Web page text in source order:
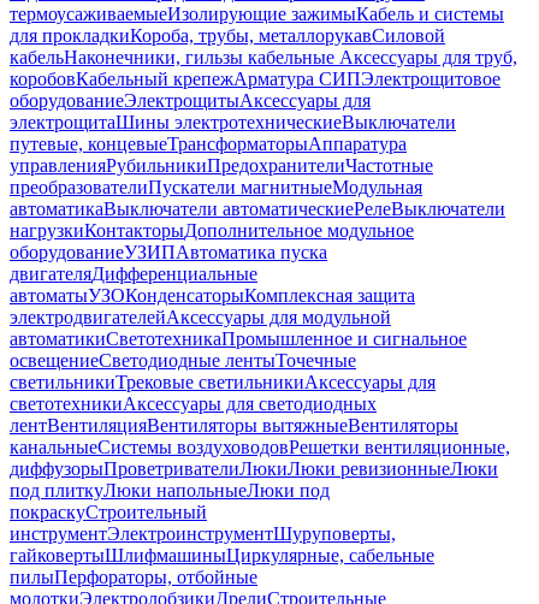
термоусаживаемыеИзолирующие зажимыКабель и системы
для прокладкиКороба, трубы, металлорукавСиловой
кабельНаконечники, гильзы кабельные Аксессуары для труб,
коробовКабельный крепежАрматура СИПЭлектрощитовое
оборудованиеЭлектрощитыАксессуары для
электрощитаШины электротехническиеВыключатели
путевые, концевыеТрансформаторыАппаратура
управленияРубильникиПредохранителиЧастотные
преобразователиПускатели магнитныеМодульная
автоматикаВыключатели автоматическиеРелеВыключатели
нагрузкиКонтакторыДополнительное модульное
оборудованиеУЗИПАвтоматика пуска
двигателяДифференциальные
автоматыУЗОКонденсаторыКомплексная защита
электродвигателейАксессуары для модульной
автоматикиСветотехникаПромышленное и сигнальное
освещениеСветодиодные лентыТочечные
светильникиТрековые светильникиАксессуары для
светотехникиАксессуары для светодиодных
лентВентиляцияВентиляторы вытяжныеВентиляторы
канальныеСистемы воздуховодовРешетки вентиляционные,
диффузорыПроветривателиЛюкиЛюки ревизионныеЛюки
под плиткуЛюки напольныеЛюки под
покраскуСтроительный
инструментЭлектроинструментШуруповерты,
гайковертыШлифмашиныЦиркулярные, сабельные
пилыПерфораторы, отбойные
молоткиЭлектролобзикиДрелиСтроительные